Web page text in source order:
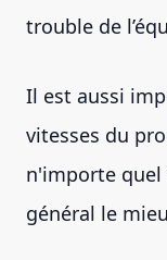
trouble de
Il est aussi
vitesses du
n'importe quel
général le